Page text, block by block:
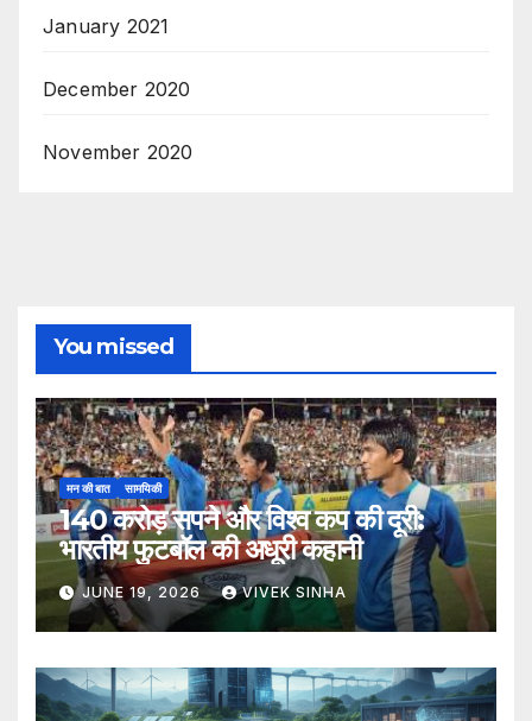
January 2021
December 2020
November 2020
You missed
मन की बात सामयिकी
140 करोड़ सपने और विश्व कप की दूरी:
भारतीय फुटबॉल की अधूरी कहानी
JUNE 19, 2026 VIVEK SINHA